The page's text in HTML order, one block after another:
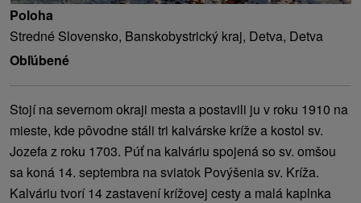
Poloha
Stredné Slovensko, Banskobystrický kraj, Detva, Detva
Obľúbené
Stojí na severnom okraji mesta a postavili ju v roku 1910 na
mieste, kde pôvodne stáli tri kalvárske kríže a kostol sv.
Jozefa z roku 1703. Púť na kalváriu spojená so sv. omšou
sa koná 14. septembra na sviatok Povýšenia sv. Kríža.
Kalváriu tvorí 14 zastavení krížovej cesty a malá kaplnka